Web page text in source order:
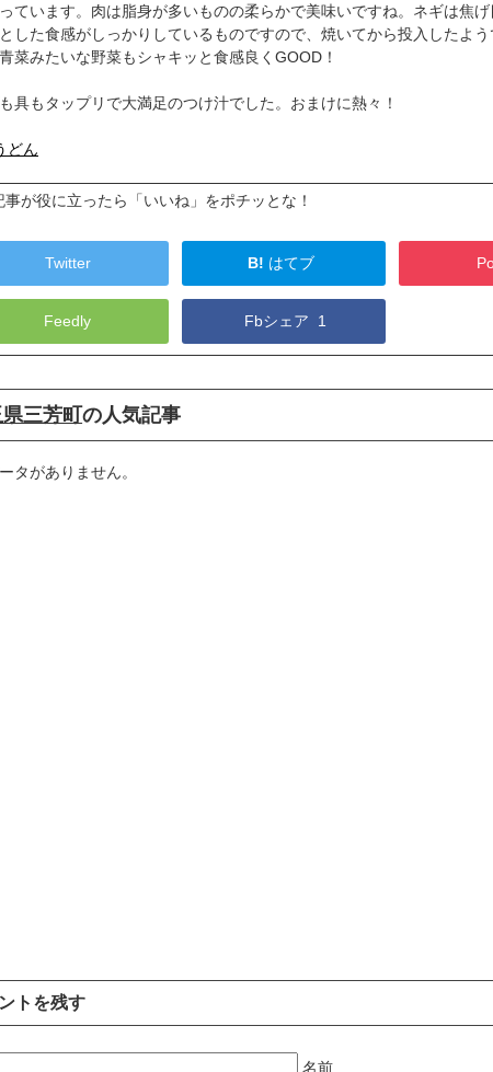
ています。肉は脂身が多いものの柔らかで美味いですね。ネギは焦
した食感がしっかりしているものですので、焼いてから投入したよ
菜みたいな野菜もシャキッと食感良くGOOD！
具もタップリで大満足のつけ汁でした。おまけに熱々！
どん
事が役に立ったら「いいね」をポチッとな！
Twitter B! はてブ
Feedly Fbシェア 1
三芳町の人気記事
タがありません。
トを残す
名前